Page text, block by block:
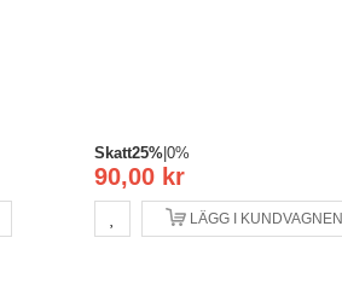
90,00 kr
Skatt25% 0%
LÄGG I KUNDVAGNEN